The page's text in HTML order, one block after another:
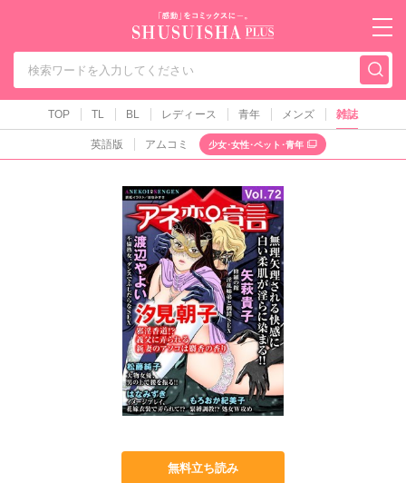
秋水社PLUS（テ
TOP TL BL レディース 青年 メンズ 雑誌
英語版 アムコミ 少女･女性･ペット･青年
無料立ち読み